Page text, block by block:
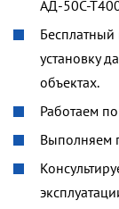
АД-50С-
установку
объектах.
Работаем
Выполняем